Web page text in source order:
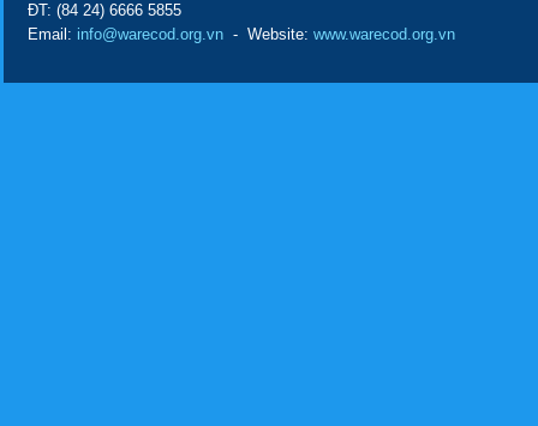
ĐT: (84 24) 6666 5855
Email: info@warecod.org.vn - Website: www.warecod.org.vn